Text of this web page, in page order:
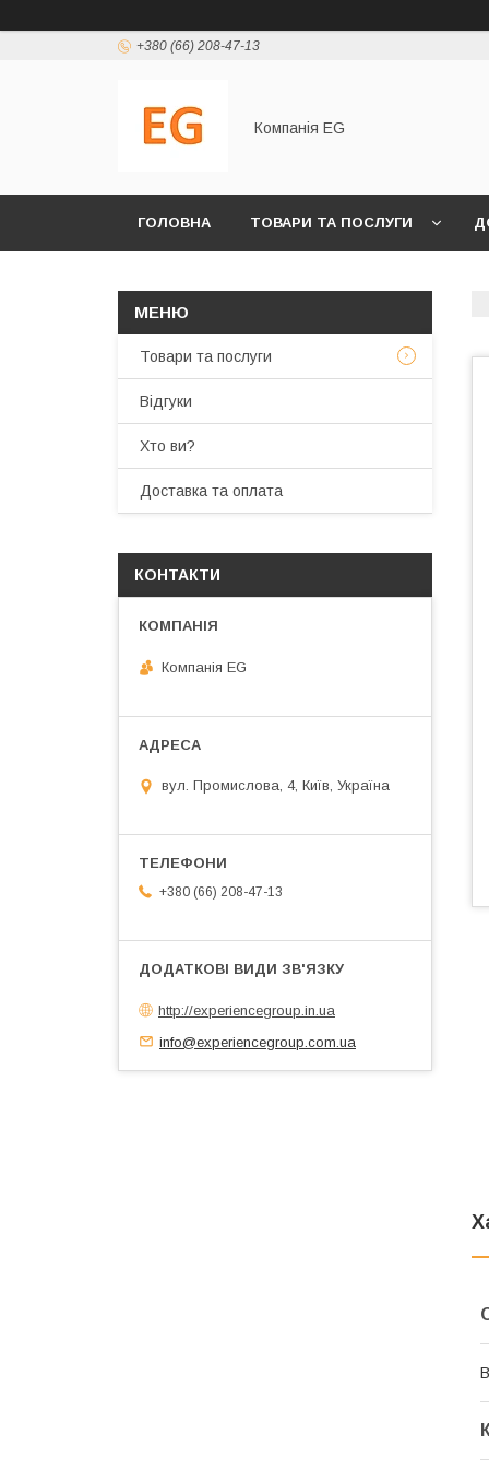
+380 (66) 208-47-13
Компанія EG
ГОЛОВНА ТОВАРИ ТА ПОСЛУГИ
Товари та послуги
Відгуки
Хто ви?
Доставка та оплата
КОНТАКТИ
Компанія EG
вул. Промислова, 4, Київ, Україна
+380 (66) 208-47-13
http://experiencegroup.in.ua
info@experiencegroup.com.ua